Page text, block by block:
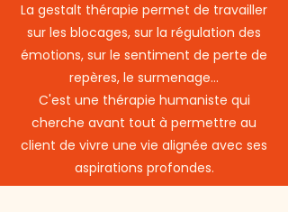
La gestalt thérapie permet de travailler
sur les blocages, sur la régulation des
émotions, sur le sentiment de perte de
repères, le surmenage...
C'est une thérapie humaniste qui
cherche avant tout à permettre au
client de vivre une vie alignée avec ses
aspirations profondes.